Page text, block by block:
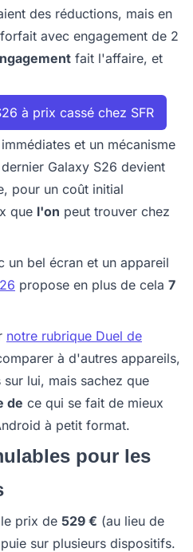
des réductions, mais en
avec engagement de 2
fait l'affaire, et
à prix cassé chez SFR
et un mécanisme
Galaxy S26 devient
pour un coût initial
que l'on peut trouver chez
un bel écran et un appareil
propose en plus de cela 7
notre rubrique Duel de
à d'autres appareils,
lui, mais sachez que
de ce qui se fait de mieux
à petit format.
pour les
prix de 529 € (au lieu de
sur plusieurs dispositifs.